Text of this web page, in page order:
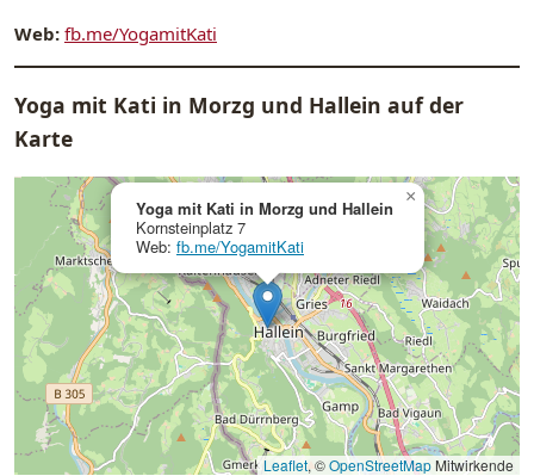
Web: fb.me/YogamitKati
Yoga mit Kati in Morzg und Hallein auf der
Karte
Yoga mit Kati in Morzg und Hallein
Kornsteinplatz 7
Web: fb.me/YogamitKati
×
Leaflet, ©OpenStreetMapMitwirkende